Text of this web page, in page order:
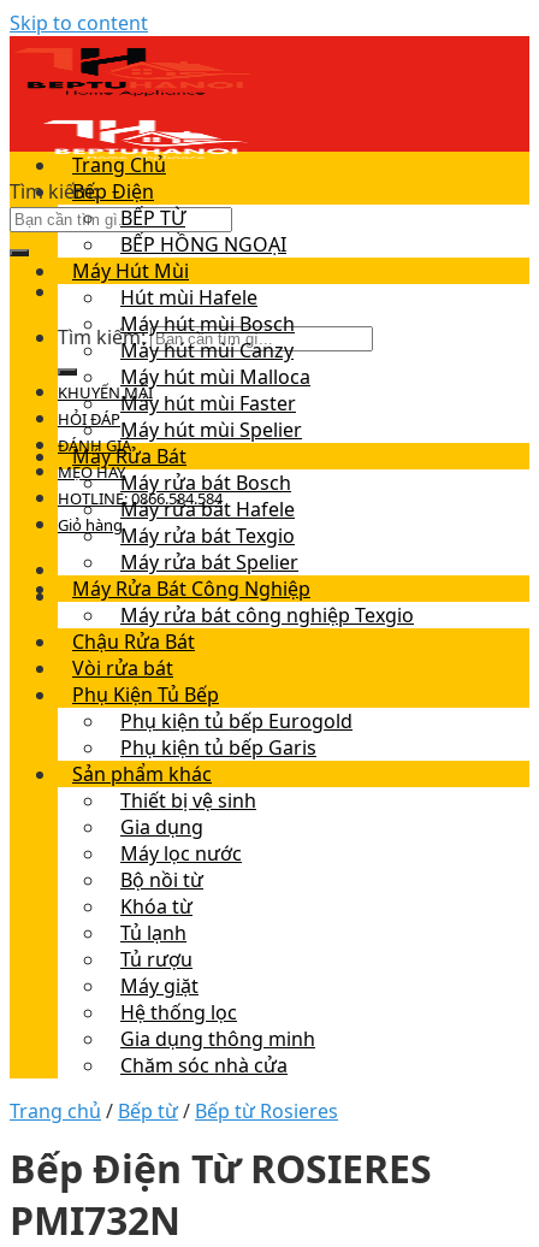
Skip to content
Tìm kiếm:
Tìm kiếm:
KHUYẾN MÃI
HỎI ĐÁP
ĐÁNH GIÁ
MẸO HAY
HOTLINE: 0866.584.584
Giỏ hàng
Trang Chủ
Bếp Điện
BẾP TỪ
BẾP HỒNG NGOẠI
Máy Hút Mùi
Hút mùi Hafele
Máy hút mùi Bosch
Máy hút mùi Canzy
Máy hút mùi Malloca
Máy hút mùi Faster
Máy hút mùi Spelier
Máy Rửa Bát
Máy rửa bát Bosch
Máy rửa bát Hafele
Máy rửa bát Texgio
Máy rửa bát Spelier
Máy Rửa Bát Công Nghiệp
Máy rửa bát công nghiệp Texgio
Chậu Rửa Bát
Vòi rửa bát
Phụ Kiện Tủ Bếp
Phụ kiện tủ bếp Eurogold
Phụ kiện tủ bếp Garis
Sản phẩm khác
Thiết bị vệ sinh
Gia dụng
Máy lọc nước
Bộ nồi từ
Khóa từ
Tủ lạnh
Tủ rượu
Máy giặt
Hệ thống lọc
Gia dụng thông minh
Chăm sóc nhà cửa
Trang chủ / Bếp từ/ Bếp từ Rosieres
Bếp Điện Từ ROSIERES
PMI732N